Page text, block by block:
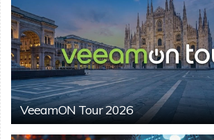
VeeamON Tour 2026